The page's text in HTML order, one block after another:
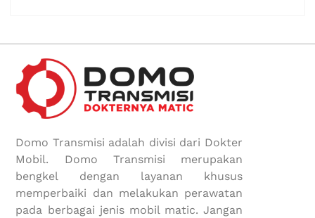
Domo Transmisi adalah divisi dari Dokter
Mobil. Domo Transmisi merupakan
bengkel dengan layanan khusus
memperbaiki dan melakukan perawatan
pada berbagai jenis mobil matic. Jangan